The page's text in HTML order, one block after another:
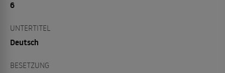
6
UNTERTITEL
Deutsch
BESETZUNG